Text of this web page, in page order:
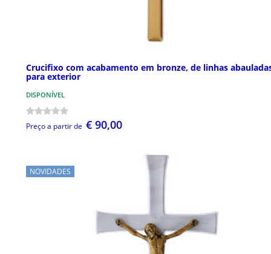
Crucifixo com acabamento em bronze, de linhas
para exterior
DISPONÍVEL
Preço a partir de € 90,00
NOVIDADES